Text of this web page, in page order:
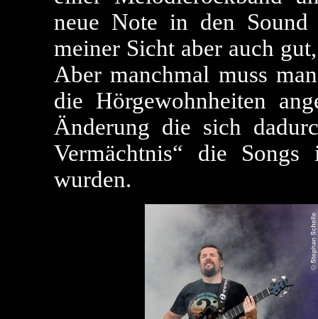
neue Note in den Sound
meiner Sicht aber auch
Aber manchmal muss
die Hörgewohnheiten
Änderung die sich
Vermächtnis“ die Songs
wurden.